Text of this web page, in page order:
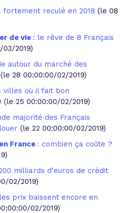
fortement reculé en 2018 (le 08
de vie : le rêve de 8 Français
2019)
autour du marché des
(le 28 00:00:00/02/2019)
villes où il fait bon
(le 25 00:00:00/02/2019)
majorité des Français
(le 22 00:00:00/02/2019)
France : combien ça coûte ?
milliards d'euros de crédit
02/2019)
prix baissent encore en
02/2019)